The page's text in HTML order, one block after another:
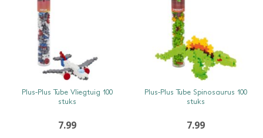
SNEL BEKIJKEN
Plus-Plus Tube Vliegtuig 100
stuks
7.99
SNEL BEKIJKEN
Plus-Plus Tube Spinosaurus 100
stuks
7.99